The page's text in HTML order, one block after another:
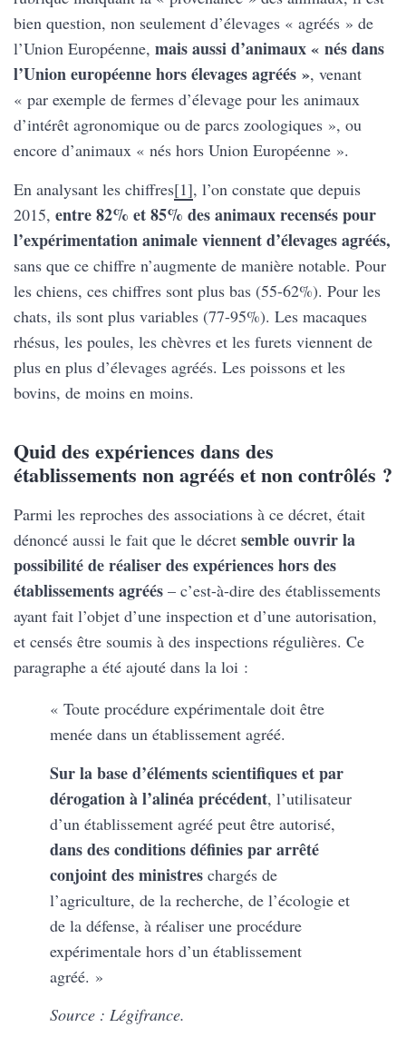
bien question, non seulement d’élevages « agréés » de
l’Union Européenne, mais aussi d’animaux « nés dans
l’Union européenne hors élevages agréés », venant
« par exemple de fermes d’élevage pour les animaux
d’intérêt agronomique ou de parcs zoologiques », ou
encore d’animaux « nés hors Union Européenne ».
En analysant les chiffres[1], l’on constate que depuis
2015, entre 82% et 85% des animaux recensés pour
l’expérimentation animale viennent d’élevages agréés,
sans que ce chiffre n’augmente de manière notable. Pour
les chiens, ces chiffres sont plus bas (55-62%). Pour les
chats, ils sont plus variables (77-95%). Les macaques
rhésus, les poules, les chèvres et les furets viennent de
plus en plus d’élevages agréés. Les poissons et les
bovins, de moins en moins.
Quid des expériences dans des
établissements non agréés et non contrôlés ?
Parmi les reproches des associations à ce décret, était
dénoncé aussi le fait que le décret semble ouvrir la
possibilité de réaliser des expériences hors des
établissements agréés – c’est-à-dire des établissements
ayant fait l’objet d’une inspection et d’une autorisation,
et censés être soumis à des inspections régulières. Ce
paragraphe a été ajouté dans la loi :
« Toute procédure expérimentale doit être
menée dans un établissement agréé.
Sur la base d’éléments scientifiques et par
dérogation à l’alinéa précédent, l’utilisateur
d’un établissement agréé peut être autorisé,
dans des conditions définies par arrêté
conjoint des ministres chargés de
l’agriculture, de la recherche, de l’écologie et
de la défense, à réaliser une procédure
expérimentale hors d’un établissement
agréé. »
Source : Légifrance.